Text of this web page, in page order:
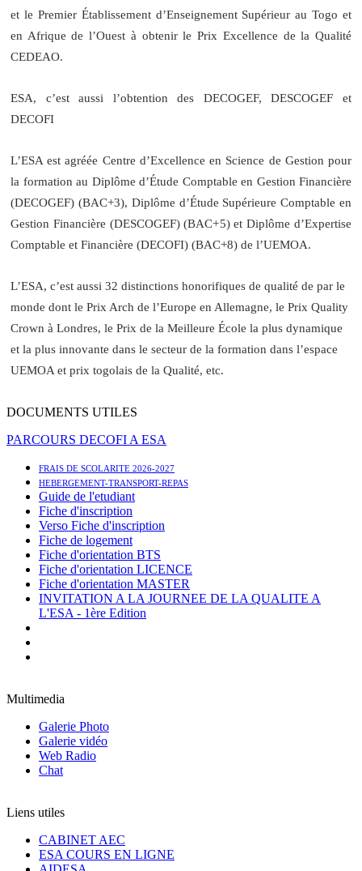
et le Premier Établissement d’Enseignement Supérieur au Togo et
en Afrique de l’Ouest à obtenir le Prix Excellence de la Qualité
CEDEAO.
ESA, c’est aussi l’obtention des DECOGEF, DESCOGEF et
DECOFI
L’ESA est agréée Centre d’Excellence en Science de Gestion pour
la formation au Diplôme d’Étude Comptable en Gestion Financière
(DECOGEF) (BAC+3), Diplôme d’Étude Supérieure Comptable en
Gestion Financière (DESCOGEF) (BAC+5) et Diplôme d’Expertise
Comptable et Financière (DECOFI) (BAC+8) de l’UEMOA.
L’ESA, c’est aussi 32 distinctions honorifiques de qualité de par le
monde dont le Prix Arch de l’Europe en Allemagne, le Prix Quality
Crown à Londres, le Prix de la Meilleure École la plus dynamique
et la plus innovante dans le secteur de la formation dans l’espace
UEMOA et prix togolais de la Qualité, etc.
DOCUMENTS UTILES
PARCOURS DECOFI A ESA
FRAIS DE SCOLARITE 2026-2027
HEBERGEMENT-TRANSPORT-REPAS
Guide de l'etudiant
Fiche d'inscription
Verso Fiche d'inscription
Fiche de logement
Fiche d'orientation BTS
Fiche d'orientation LICENCE
Fiche d'orientation MASTER
INVITATION A LA JOURNEE DE LA QUALITE A
L'ESA - 1ère Edition
Multimedia
Galerie Photo
Galerie vidéo
Web Radio
Chat
Liens utiles
CABINET AEC
ESA COURS EN LIGNE